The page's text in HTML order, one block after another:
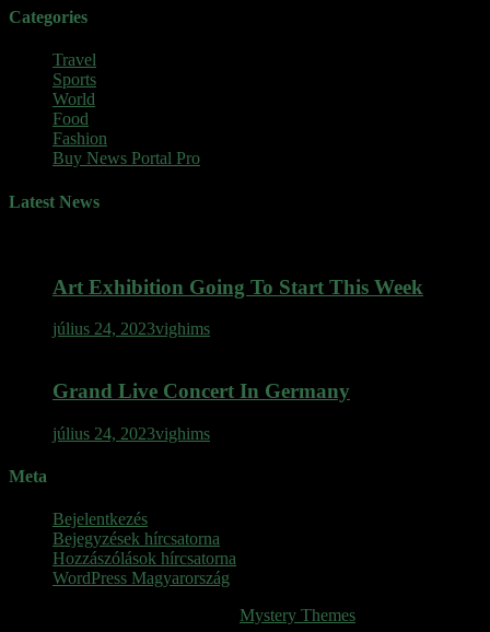
Categories
Travel
Sports
World
Food
Fashion
Buy News Portal Pro
Latest News
Art Exhibition Going To Start This Week
július 24, 2023vighims
Grand Live Concert In Germany
július 24, 2023vighims
Meta
Bejelentkezés
Bejegyzések hírcsatorna
Hozzászólások hírcsatorna
WordPress Magyarország
Mystery Themes